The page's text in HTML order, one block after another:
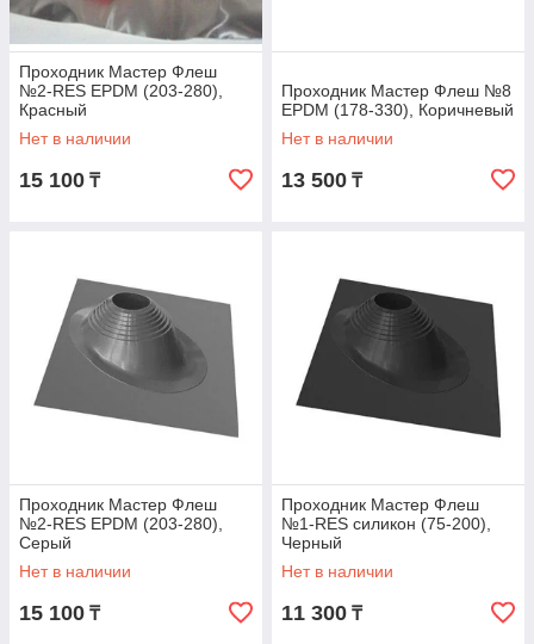
Проходник Мастер Флеш
№2-RES EPDM (203-280),
Красный
Нет в наличии
15 100 ₸
Проходник Мастер Флеш №8
EPDM (178-330), Коричневый
Нет в наличии
13 500 ₸
Проходник Мастер Флеш
№2-RES EPDM (203-280),
Серый
Нет в наличии
15 100 ₸
Проходник Мастер Флеш
№1-RES силикон (75-200),
Черный
Нет в наличии
11 300 ₸